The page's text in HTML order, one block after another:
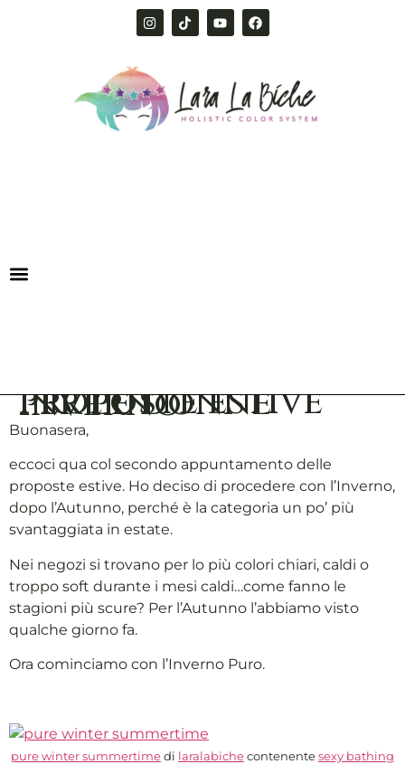
Proposte estive per le donne Inverno
Buonasera,
eccoci qua col secondo appuntamento delle
proposte estive. Ho deciso di procedere con l’Inverno,
dopo l’Autunno, perché è la categoria un po’ più
svantaggiata in estate.
Nei negozi si trovano per lo più colori chiari, caldi o
troppo soft durante i mesi caldi…come fanno le
stagioni più scure? Per l’Autunno l’abbiamo visto
qualche giorno fa.
Ora cominciamo con l’Inverno Puro.
pure winter summertime di laralabiche contenente sexy bathing